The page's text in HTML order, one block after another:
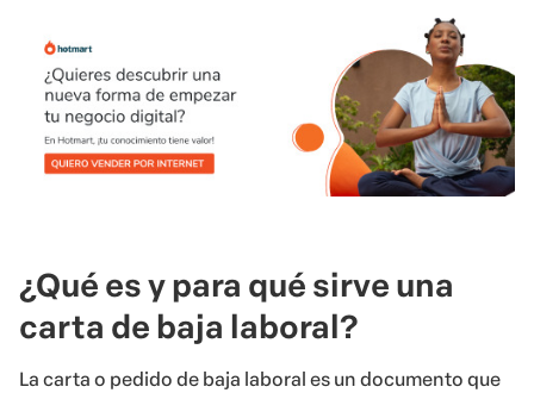
¿Qué es y para qué sirve una
carta de baja laboral?
La carta o pedido de baja laboral es un documento que